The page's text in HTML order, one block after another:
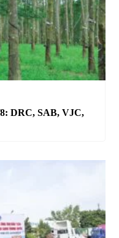
DRC, SAB, VJC,